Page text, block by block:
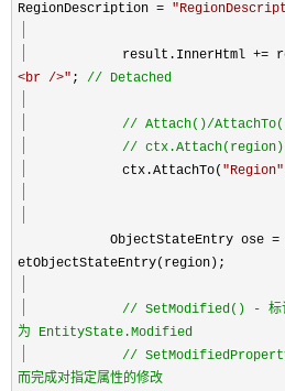
RegionDescription = "
result.InnerHtml +=
<br />" ; // Detached
// Attach()/AttachTo()
//
ctx.AttachTo( "Region"
ObjectStateEntry ose =
etObjectStateEntry(region);
// SetModified() - 标
为 EntityState.Modified
//
而完成对指定属性的修改